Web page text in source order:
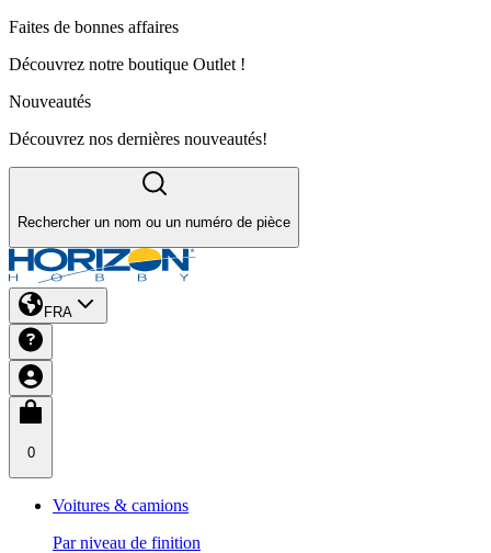
Faites de bonnes affaires
Découvrez notre boutique Outlet !
Nouveautés
Découvrez nos dernières nouveautés!
Rechercher un nom ou un numéro de pièce
FRA
0
Voitures & camions
Par niveau de finition